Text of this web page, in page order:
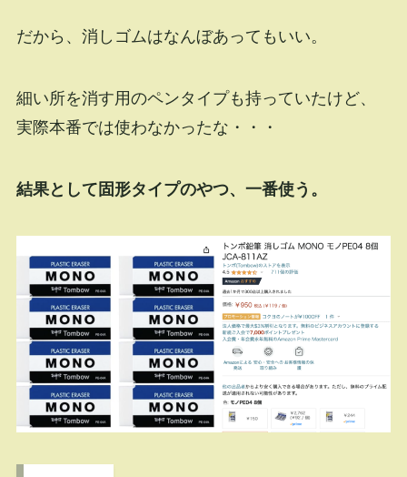
だから、消しゴムはなんぼあってもいい。
細い所を消す用のペンタイプも持っていたけど、
実際本番では使わなかったな・・・
結果として固形タイプのやつ、一番使う。